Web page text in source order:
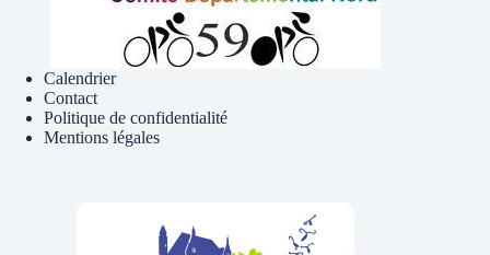
Calendrier
Contact
Politique de confidentialité
Mentions légales